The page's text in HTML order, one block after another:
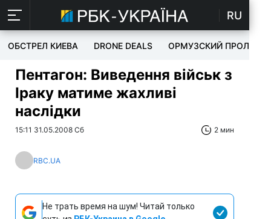
RU
ОБСТРЕЛ КИЕВА DRONE DEALS ОРМУЗСКИЙ ПРОЛИВ
Пентагон: Виведення військ з
Іраку матиме жахливі
наслідки
15:11 31.05.2008 Сб 2 мин
RBC.UA
Не трать время на шум! Читай только